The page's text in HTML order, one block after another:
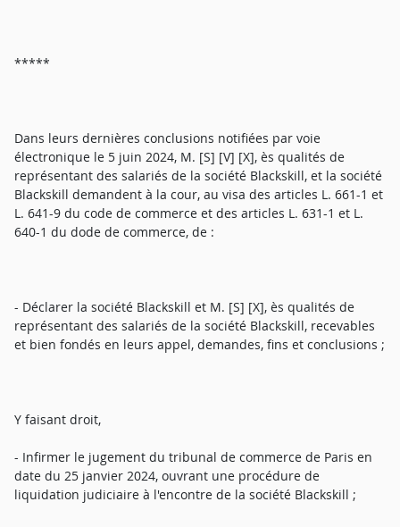
*****
Dans leurs dernières conclusions notifiées par voie
électronique le 5 juin 2024, M. [S] [V] [X], ès qualités de
représentant des salariés de la société Blackskill, et la société
Blackskill demandent à la cour, au visa des articles L. 661-1 et
L. 641-9 du code de commerce et des articles L. 631-1 et L.
640-1 du dode de commerce, de :
- Déclarer la société Blackskill et M. [S] [X], ès qualités de
représentant des salariés de la société Blackskill, recevables
et bien fondés en leurs appel, demandes, fins et conclusions ;
Y faisant droit,
- Infirmer le jugement du tribunal de commerce de Paris en
date du 25 janvier 2024, ouvrant une procédure de
liquidation judiciaire à l'encontre de la société Blackskill ;